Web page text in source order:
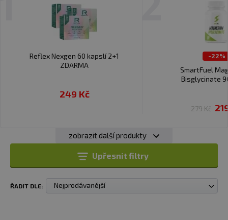
Reflex Nexgen 60 kapslí 2+1
ZDARMA
249 Kč
SmartFuel
Bisglycinate
-22%
279 Kč
zobrazit další produkty
Upřesnit filtry
ŘADIT DLE: Nejprodávanější